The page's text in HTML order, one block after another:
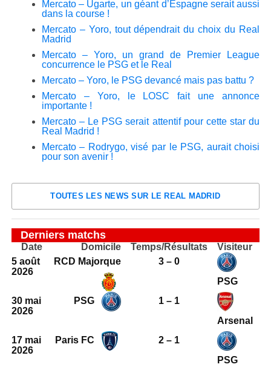
Mercato – Ugarte, un géant d’Espagne serait aussi
dans la course !
Mercato – Yoro, tout dépendrait du choix du Real
Madrid
Mercato – Yoro, un grand de Premier League
concurrence le PSG et le Real
Mercato – Yoro, le PSG devancé mais pas battu ?
Mercato – Yoro, le LOSC fait une annonce
importante !
Mercato – Le PSG serait attentif pour cette star du
Real Madrid !
Mercato – Rodrygo, visé par le PSG, aurait choisi
pour son avenir !
TOUTES LES NEWS SUR LE REAL MADRID
Derniers matchs
Date Domicile Temps/Résultats
Visiteur
5 août
2026
RCD Majorque
3 – 0
PSG
30 mai
2026
PSG
1 – 1
Arsenal
17 mai
2026
Paris FC
2 – 1
PSG